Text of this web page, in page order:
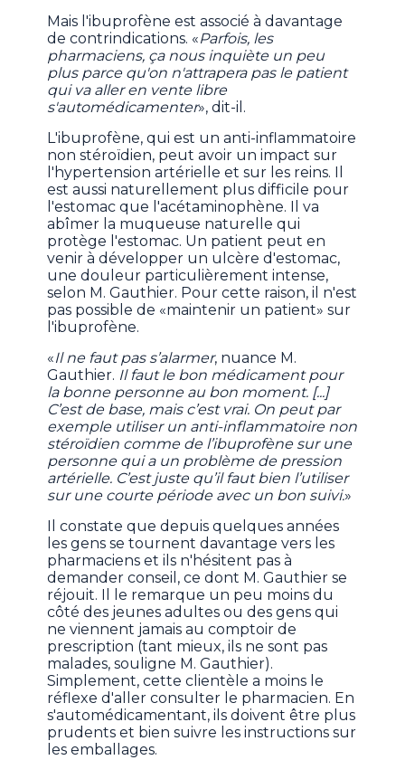
Mais l'ibuprofène est associé à davantage
de contrindications. «Parfois, les
pharmaciens, ça nous inquiète un peu
plus parce qu'on n'attrapera pas le patient
qui va aller en vente libre
s'automédicamenter», dit-il.
L'ibuprofène, qui est un anti-inflammatoire
non stéroïdien, peut avoir un impact sur
l'hypertension artérielle et sur les reins. Il
est aussi naturellement plus difficile pour
l'estomac que l'acétaminophène. Il va
abîmer la muqueuse naturelle qui
protège l'estomac. Un patient peut en
venir à développer un ulcère d'estomac,
une douleur particulièrement intense,
selon M. Gauthier. Pour cette raison, il n'est
pas possible de «maintenir un patient» sur
l'ibuprofène.
«Il ne faut pas s’alarmer, nuance M.
Gauthier. Il faut le bon médicament pour
la bonne personne au bon moment. [...]
C’est de base, mais c’est vrai. On peut par
exemple utiliser un anti-inflammatoire non
stéroïdien comme de l’ibuprofène sur une
personne qui a un problème de pression
artérielle. C’est juste qu’il faut bien l’utiliser
sur une courte période avec un bon suivi.»
Il constate que depuis quelques années
les gens se tournent davantage vers les
pharmaciens et ils n'hésitent pas à
demander conseil, ce dont M. Gauthier se
réjouit. Il le remarque un peu moins du
côté des jeunes adultes ou des gens qui
ne viennent jamais au comptoir de
prescription (tant mieux, ils ne sont pas
malades, souligne M. Gauthier).
Simplement, cette clientèle a moins le
réflexe d'aller consulter le pharmacien. En
s'automédicamentant, ils doivent être plus
prudents et bien suivre les instructions sur
les emballages.